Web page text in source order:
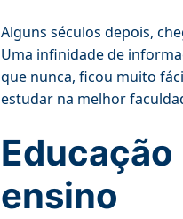
Alguns séculos depois,
Uma infinidade de
que nunca, ficou muito
estudar na melhor
ensino